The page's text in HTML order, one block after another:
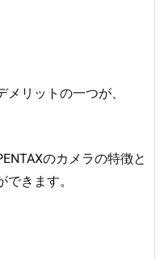
リットの一つが、
のカメラの特徴と
できます。